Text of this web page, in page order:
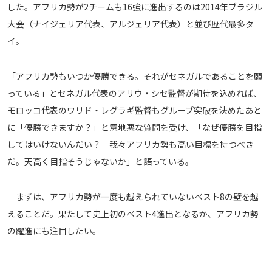
した。アフリカ勢が2チームも16強に進出するのは2014年ブラジル
大会（ナイジェリア代表、アルジェリア代表）と並び歴代最多タ
イ。
「アフリカ勢もいつか優勝できる。それがセネガルであることを願
っている」とセネガル代表のアリウ・シセ監督が期待を込めれば、
モロッコ代表のワリド・レグラギ監督もグループ突破を決めたあと
に「優勝できますか？」と意地悪な質問を受け、「なぜ優勝を目指
してはいけないんだい？ 我々アフリカ勢も高い目標を持つべき
だ。天高く目指そうじゃないか」と語っている。
まずは、アフリカ勢が一度も越えられていないベスト8の壁を越
えることだ。果たして史上初のベスト4進出となるか、アフリカ勢
の躍進にも注目したい。